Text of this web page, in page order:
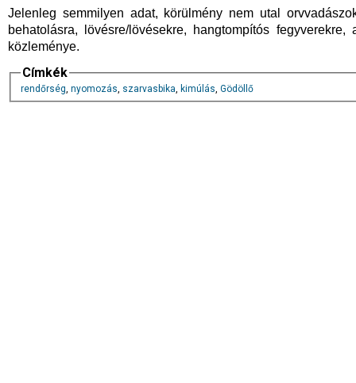
Jelenleg semmilyen adat, körülmény nem utal
behatolásra, lövésre/lövésekre, hangtompítós
közleménye.
Címkék
rendőrség, nyomozás, szarvasbika, kimúlás, Gödöllő